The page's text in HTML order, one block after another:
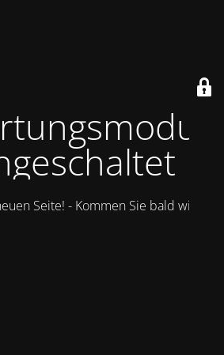
Seite! - Kommen Sie bald wieder.